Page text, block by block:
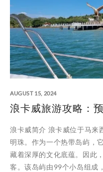
AUGUST 15, 2024
浪卡威旅游攻略：
浪卡威简介 浪卡威位于马来
明珠。作为一个热带岛屿，
藏着深厚的文化底蕴。因此
客。该岛屿由99个小岛组成